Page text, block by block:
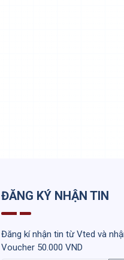
ĐĂNG KÝ NHẬN TIN
Đăng kí nhận tin từ Vted và
Voucher 50.000 VND